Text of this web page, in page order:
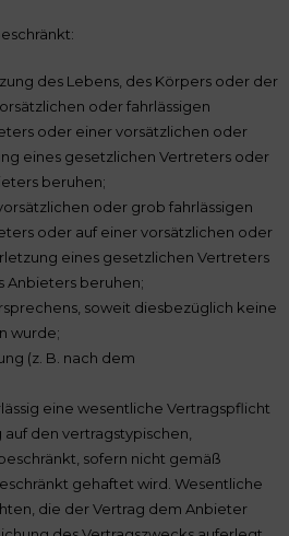
des Lebens, des Körpers oder der
oder fahrlässigen
oder einer vorsätzlichen oder
eines gesetzlichen Vertreters oder
beruhen;
oder grob fahrlässigen
oder auf einer vorsätzlichen oder
eines gesetzlichen Vertreters
Anbieters beruhen;
soweit diesbezüglich keine
wurde;
(z. B. nach dem
eine wesentliche Vertragspflicht
den vertragstypischen,
sofern nicht gemäß
gehaftet wird. Wesentliche
die der Vertrag dem Anbieter